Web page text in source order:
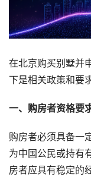
在北京购买别墅并
下是相关政策和要
一、购房者资格要
购房者必须具备一
为中国公民或持有
房者应具有稳定的